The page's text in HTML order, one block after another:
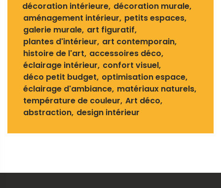
décoration intérieure décoration murale
aménagement intérieur petits espaces
galerie murale art figuratif
plantes d'intérieur art contemporain
histoire de l'art accessoires déco
éclairage intérieur confort visuel
déco petit budget optimisation espace
éclairage d'ambiance matériaux naturels
température de couleur Art déco
abstraction design intérieur